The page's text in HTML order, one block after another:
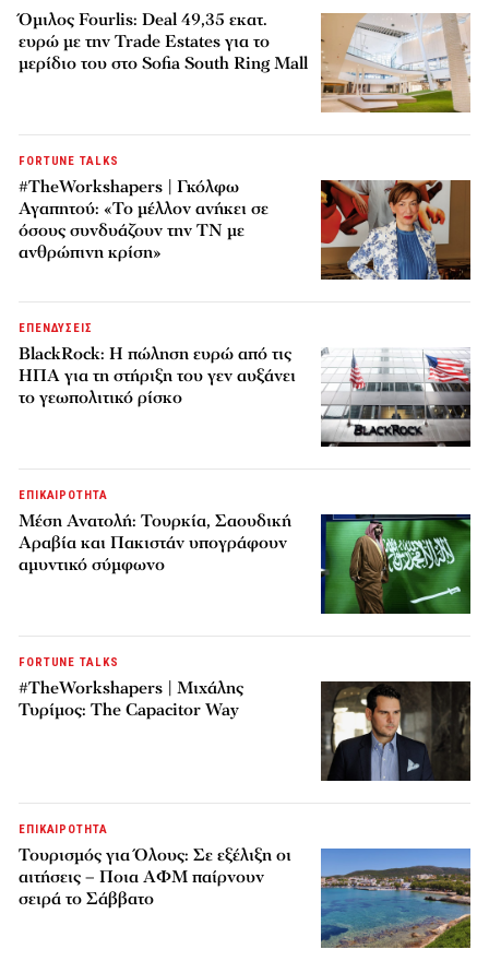
Όμιλος Fourlis: Deal 49,35 εκατ.
ευρώ με την Trade Estates για το
μερίδιο του στο Sofia South Ring Mall
FORTUNE TALKS
#TheWorkshapers | Γκόλφω
Αγαπητού: «Το μέλλον ανήκει σε
όσους συνδυάζουν την ΤΝ με
ανθρώπινη κρίση»
ΕΠΕΝΔΥΣΕΙΣ
BlackRock: Η πώληση ευρώ από τις
ΗΠΑ για τη στήριξη του γεν αυξάνει
το γεωπολιτικό ρίσκο
ΕΠΙΚΑΙΡΟΤΗΤΑ
Μέση Ανατολή: Τουρκία, Σαουδική
Αραβία και Πακιστάν υπογράφουν
αμυντικό σύμφωνο
FORTUNE TALKS
#TheWorkshapers | Μιχάλης
Τυρίμος: The Capacitor Way
ΕΠΙΚΑΙΡΟΤΗΤΑ
Τουρισμός για Όλους: Σε εξέλιξη οι
αιτήσεις – Ποια ΑΦΜ παίρνουν
σειρά το Σάββατο